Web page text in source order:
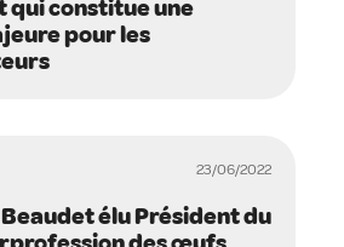
qui constitue une
pour les
23/06/2022
élu Président du